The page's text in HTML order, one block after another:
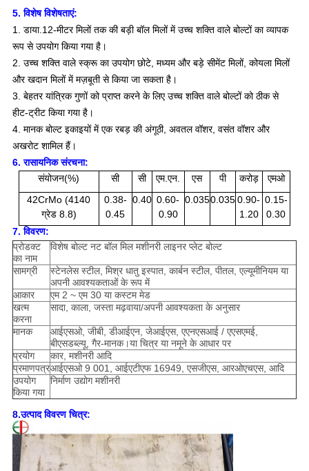
5. विशेष विशेषताएं:
1. डाया.12-मीटर मिलों तक की बड़ी बॉल मिलों में उच्च शक्ति वाले बोल्टों का व्यापक
रूप से उपयोग किया गया है।
2. उच्च शक्ति वाले स्क्रू का उपयोग छोटे, मध्यम और बड़े सीमेंट मिलों, कोयला मिलों
और खदान मिलों में मज़बूती से किया जा सकता है।
3. बेहतर यांत्रिक गुणों को प्राप्त करने के लिए उच्च शक्ति वाले बोल्टों को ठीक से
हीट-ट्रीट किया गया है।
4. मानक बोल्ट इकाइयों में एक रबड़ की अंगूठी, अवतल वॉशर, वसंत वॉशर और
अखरोट शामिल हैं।
6. रासायनिक संरचना:
संयोजन(%)
सी सी एम.एन. एस पी करोड़
एमओ
42CrMo (4140
ग्रेड 8.8)
0.38-
0.45
0.40 0.60-
0.90
0.0350.035 0.90-
1.20
0.15-
0.30
7. विवरण:
प्रोडक्ट
का नाम
विशेष बोल्ट नट बॉल मिल मशीनरी लाइनर प्लेट बोल्ट
सामग्री
स्टेनलेस स्टील, मिश्र धातु इस्पात, कार्बन स्टील, पीतल, एल्यूमीनियम या
अपनी आवश्यकताओं के रूप में
आकार
एम 2 ~ एम 30 या कस्टम मेड
खत्म
करना
सादा, काला, जस्ता मढ़वाया/अपनी आवश्यकता के अनुसार
मानक
आईएसओ, जीबी, डीआईएन, जेआईएस, एएनएसआई / एएसएमई,
बीएसडब्ल्यू, गैर-मानक।या चित्र या नमूने के आधार पर
प्रयोग
कार, ​​मशीनरी आदि
प्रमाणपत्रआईएसओ 9 001, आईएटीएफ 16949, एसजीएस, आरओएचएस, आदि
उपयोग
किया गया
निर्माण उद्योग मशीनरी
8.उत्पाद विवरण चित्र: